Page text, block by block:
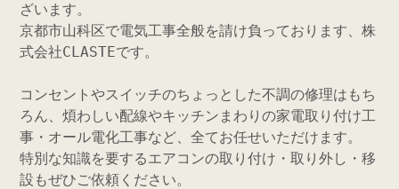
ざいます。
京都市山科区で電気工事全般を請け負っております、株
式会社CLASTEです。
コンセントやスイッチのちょっとした不調の修理はもち
ろん、煩わしい配線やキッチンまわりの家電取り付け工
事・オール電化工事など、全てお任せいただけます。
特別な知識を要するエアコンの取り付け・取り外し・移
設もぜひご依頼ください。